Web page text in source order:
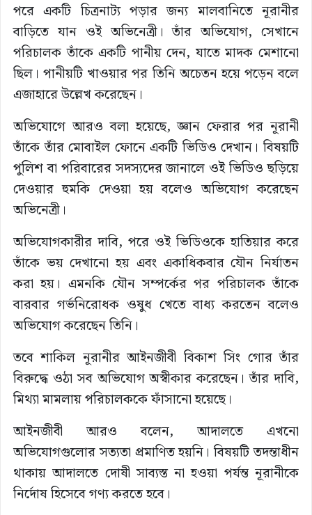
পরে একটি চিত্রনাট্য পড়ার জন্য মালবানিতে নূরানীর
বাড়িতে যান ওই অভিনেত্রী। তাঁর অভিযোগ, সেখানে
পরিচালক তাঁকে একটি পানীয় দেন, যাতে মাদক মেশানো
ছিল। পানীয়টি খাওয়ার পর তিনি অচেতন হয়ে পড়েন বলে
এজাহারে উল্লেখ করেছেন।
অভিযোগে আরও বলা হয়েছে, জ্ঞান ফেরার পর নূরানী
তাঁকে তাঁর মোবাইল ফোনে একটি ভিডিও দেখান। বিষয়টি
পুলিশ বা পরিবারের সদস্যদের জানালে ওই ভিডিও ছড়িয়ে
দেওয়ার হুমকি দেওয়া হয় বলেও অভিযোগ করেছেন
অভিনেত্রী।
অভিযোগকারীর দাবি, পরে ওই ভিডিওকে হাতিয়ার করে
তাঁকে ভয় দেখানো হয় এবং একাধিকবার যৌন নির্যাতন
করা হয়। এমনকি যৌন সম্পর্কের পর পরিচালক তাঁকে
বারবার গর্ভনিরোধক ওষুধ খেতে বাধ্য করতেন বলেও
অভিযোগ করেছেন তিনি।
তবে শাকিল নূরানীর আইনজীবী বিকাশ সিং গোর তাঁর
বিরুদ্ধে ওঠা সব অভিযোগ অস্বীকার করেছেন। তাঁর দাবি,
মিথ্যা মামলায় পরিচালককে ফাঁসানো হয়েছে।
আইনজীবী আরও বলেন, আদালতে এখনো
অভিযোগগুলোর সত্যতা প্রমাণিত হয়নি। বিষয়টি তদন্তাধীন
থাকায় আদালতে দোষী সাব্যস্ত না হওয়া পর্যন্ত নূরানীকে
নির্দোষ হিসেবে গণ্য করতে হবে।